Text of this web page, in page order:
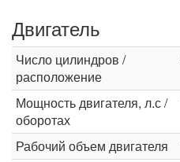
Двигатель
Число цилиндров /
расположение
Мощность двигателя, л.с /
оборотах
Рабочий объем двигателя